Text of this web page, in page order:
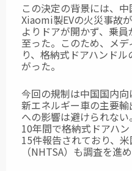
この決定の背景には、
Xiaomi製EVの火災事故
よりドアが開かず、乗
至った。このため、メ
り、格納式ドアハンド
がった。
今回の規制は中国国内
新エネルギー車の主要
への影響は避けられな
10年間で格納式ドアハ
15件報告されており、
（NHTSA）も調査を進